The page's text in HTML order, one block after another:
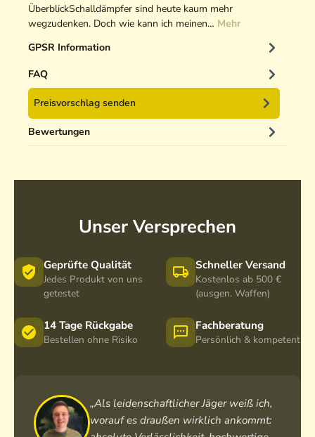
ÜberblickSchalldämpfer sind heute kaum mehr
wegzudenken. Doch wie kann ich meinen… Mehr
GPSR Information
FAQ
Preisvorschlag senden
Bewertungen
Unser Versprechen
Geprüfte Qualität
Jedes Produkt von uns
getestet
Schneller Versand
Kostenlos ab 500 €
(ausgen. Waffen)
14 Tage Rückgabe
Bestellen ohne Risiko
Fachberatung
Persönlich & kompetent
„Als leidenschaftlicher Jäger weiß ich,
worauf es draußen wirklich ankommt: